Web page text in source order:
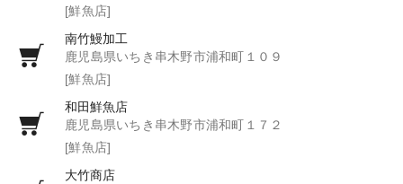
[鮮魚店]
南竹鰻加工
鹿児島県いちき串木野市浦和町１０９
[鮮魚店]
和田鮮魚店
鹿児島県いちき串木野市浦和町１７２
[鮮魚店]
大竹商店